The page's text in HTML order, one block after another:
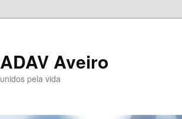
ADAV Aveiro
unidos pela vida